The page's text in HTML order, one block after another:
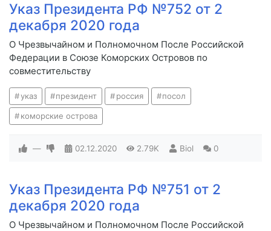
Указ Президента РФ №752 от 2
декабря 2020 года
О Чрезвычайном и Полномочном После Российской
Федерации в Союзе Коморских Островов по
совместительству
указ президент россия посол
коморские острова
— 02.12.2020 2.79K Biol 0
Указ Президента РФ №751 от 2
декабря 2020 года
О Чрезвычайном и Полномочном После Российской